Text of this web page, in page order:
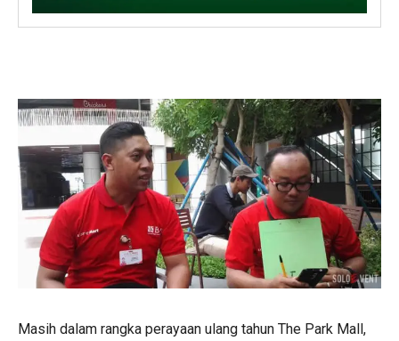
Masih dalam rangka perayaan ulang tahun The Park Mall,